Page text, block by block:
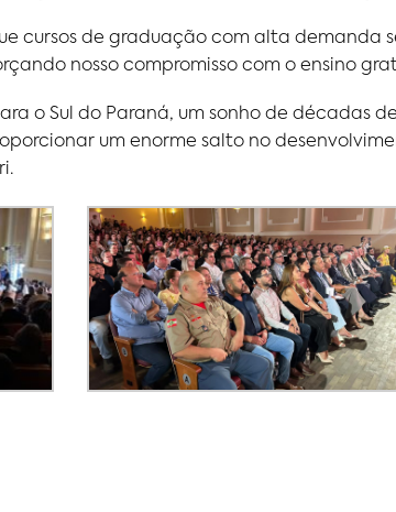
cursos de graduação com alta
nosso compromisso com o ensino
o Sul do Paraná, um sonho de décadas
um enorme salto no